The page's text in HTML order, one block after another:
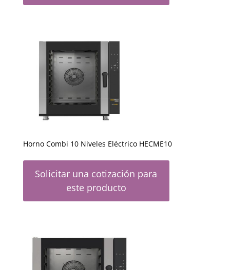
Horno Combi 10 Niveles Eléctrico HECME10
Solicitar una cotización para
este producto